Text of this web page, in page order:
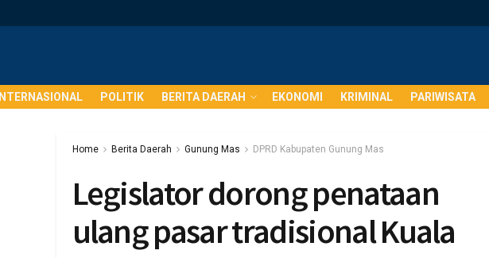
INTERNASIONAL POLITIK BERITA DAERAH EKONOMI KRIMINAL PARIWISATA
Home Berita Daerah Gunung Mas DPRD Kabupaten Gunung Mas
Legislator dorong penataan
ulang pasar tradisional Kuala